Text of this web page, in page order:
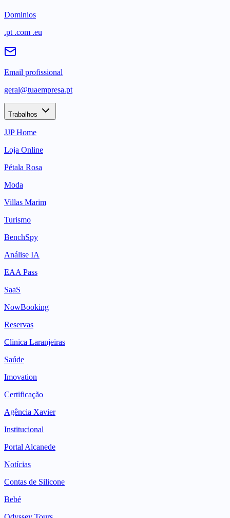
Dominios
.pt .com .eu
Email profissional
geral@tuaempresa.pt
Trabalhos
JJP Home
Loja Online
Pétala Rosa
Moda
Villas Marim
Turismo
BenchSpy
Análise IA
EAA Pass
SaaS
NowBooking
Reservas
Clinica Laranjeiras
Saúde
Imovation
Certificação
Agência Xavier
Institucional
Portal Alcanede
Notícias
Contas de Silicone
Bebé